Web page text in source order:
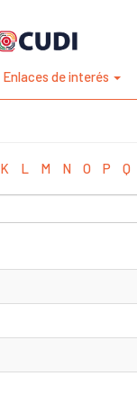
Enlaces de interés
K L M N O P Q